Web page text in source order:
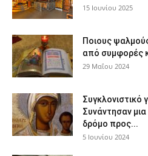
15 Ιουνίου 2025
Ποιους
από συμφορές
29 Μαΐου 2024
Συγκλονιστικό
Συνάντησαν
δρόμο προς...
5 Ιουνίου 2024